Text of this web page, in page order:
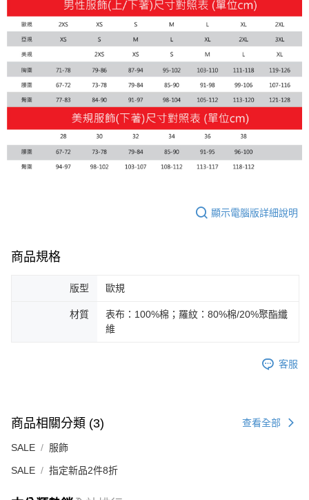
宅配貨到付款(離島恕不配送)
每筆NT$180
顯示電腦版詳細說明
商品規格
版型 歐規
材質
表布：100%棉；羅紋：80%棉/20%聚酯纖
維
客服
商品相關分類 (3) 查看全部
SALE 服飾
SALE 指定新品2件8折